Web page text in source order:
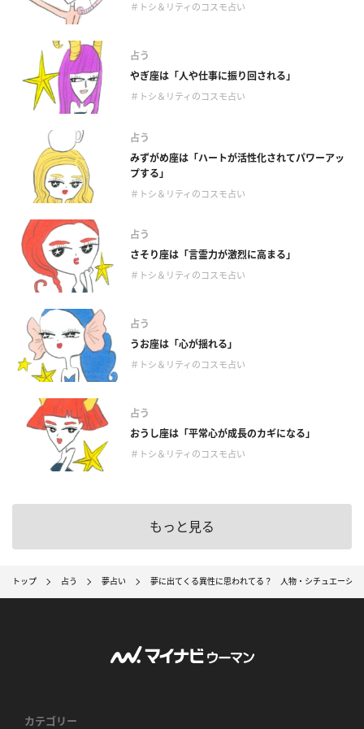
＃トシ＆リティのコスモ占い
占う
やぎ座は「人や仕事に振り回される」
＃トシ＆リティのコスモ占い
占う
みずがめ座は「ハートが活性化されてパワーアッ
プする」
＃トシ＆リティのコスモ占い
占う
さそり座は「言霊力が激烈に高まる」
＃トシ＆リティのコスモ占い
占う
うお座は「心が揺れる」
＃トシ＆リティのコスモ占い
占う
おうし座は「平常心が成長のカギになる」
＃トシ＆リティのコスモ占い
もっと見る
トップ 占う 夢占い 夢に出てくる異性に思われてる？ 人物・シチュエーショ
カテゴリー